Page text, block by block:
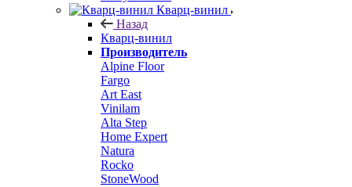
Кварц-винил
Назад
Кварц-винил
Производитель
Alpine Floor
Fargo
Art East
Vinilam
Alta Step
Home Expert
Natura
Rocko
StoneWood